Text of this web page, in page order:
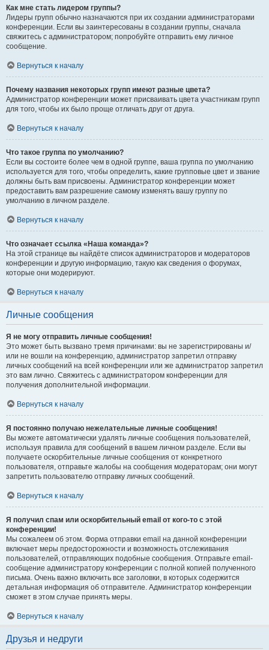
Как мне стать лидером группы?
Лидеры групп обычно назначаются при их создании администраторами
конференции. Если вы заинтересованы в создании группы, сначала
свяжитесь с администратором; попробуйте отправить ему личное
сообщение.
Вернуться к началу
Почему названия некоторых групп имеют разные цвета?
Администратор конференции может присваивать цвета участникам групп
для того, чтобы их было проще отличать друг от друга.
Вернуться к началу
Что такое группа по умолчанию?
Если вы состоите более чем в одной группе, ваша группа по умолчанию
используется для того, чтобы определить, какие групповые цвет и звание
должны быть вам присвоены. Администратор конференции может
предоставить вам разрешение самому изменять вашу группу по
умолчанию в личном разделе.
Вернуться к началу
Что означает ссылка «Наша команда»?
На этой странице вы найдёте список администраторов и модераторов
конференции и другую информацию, такую как сведения о форумах,
которые они модерируют.
Вернуться к началу
Личные сообщения
Я не могу отправить личные сообщения!
Это может быть вызвано тремя причинами: вы не зарегистрированы и/
или не вошли на конференцию, администратор запретил отправку
личных сообщений на всей конференции или же администратор запретил
это вам лично. Свяжитесь с администратором конференции для
получения дополнительной информации.
Вернуться к началу
Я постоянно получаю нежелательные личные сообщения!
Вы можете автоматически удалять личные сообщения пользователей,
используя правила для сообщений в вашем личном разделе. Если вы
получаете оскорбительные личные сообщения от конкретного
пользователя, отправьте жалобы на сообщения модераторам; они могут
запретить пользователю отправку личных сообщений.
Вернуться к началу
Я получил спам или оскорбительный email от кого-то с этой
конференции!
Мы сожалеем об этом. Форма отправки email на данной конференции
включает меры предосторожности и возможность отслеживания
пользователей, отправляющих подобные сообщения. Отправьте email-
сообщение администратору конференции с полной копией полученного
письма. Очень важно включить все заголовки, в которых содержится
детальная информация об отправителе. Администратор конференции
сможет в этом случае принять меры.
Вернуться к началу
Друзья и недруги